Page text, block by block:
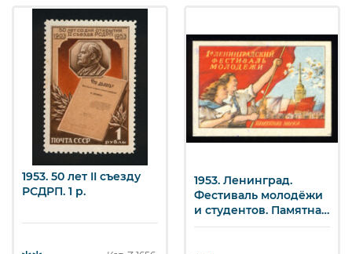
1953. 50 лет II съезду
РСДРП. 1 р.
1953. Ленинград.
Фестиваль молодёжи
и студентов. Памятная
марка.